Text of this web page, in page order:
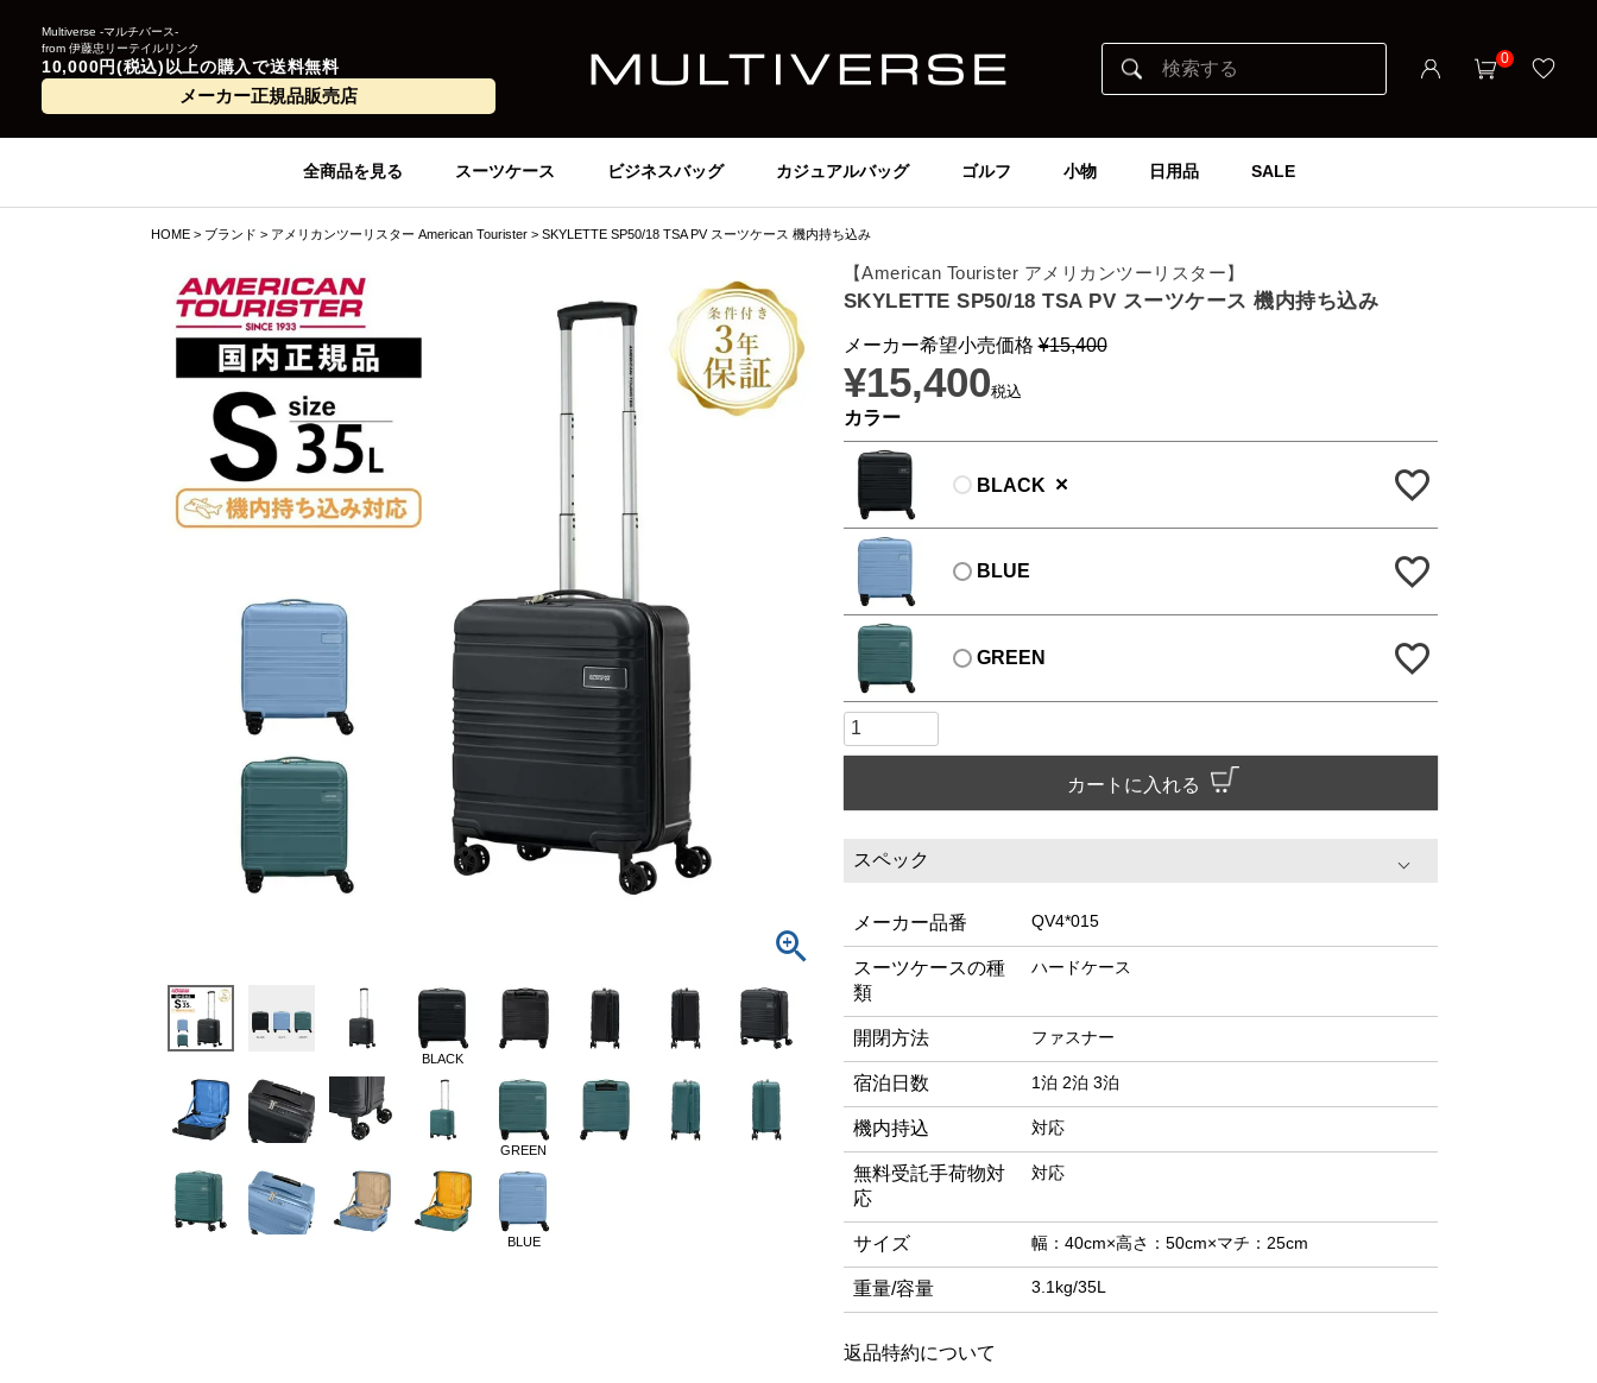
Multiverse -マルチバース-
from 伊藤忠リーテイルリンク
10,000円(税込)以上の購入で送料無料
メーカー正規品販売店
0
全商品を見る スーツケース ビジネスバッグ カジュアルバッグ ゴルフ 小物 日用品 SALE
HOME ブランド アメリカンツーリスター American Tourister SKYLETTE SP50/18 TSA PV スーツケース 機内持ち込み
BLACK
GREEN
BLUE
【American Tourister アメリカンツーリスター】
SKYLETTE SP50/18 TSA PV スーツケース 機内持ち込み
メーカー希望小売価格 ¥15,400
¥15,400税込
カラー
BLACK ×
BLUE
GREEN
カートに入れる
スペック
メーカー品番 QV4*015
スーツケースの種
類
ハードケース
開閉方法 ファスナー
宿泊日数 1泊 2泊 3泊
機内持込 対応
無料受託手荷物対
応
対応
サイズ 幅：40cm×高さ：50cm×マチ：25cm
重量/容量 3.1kg/35L
返品特約について